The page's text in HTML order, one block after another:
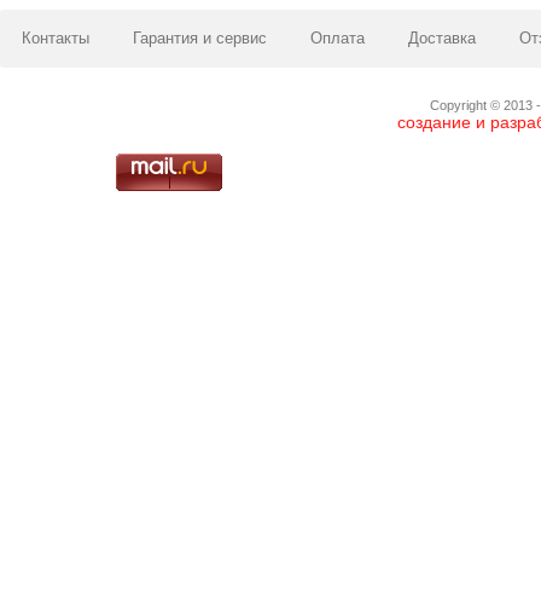
Контакты Гарантия и сервис Оплата Доставка
Copyright © 2013
создание и